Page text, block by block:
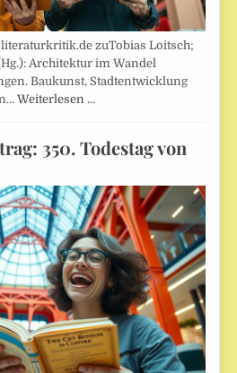
zuTobias Loitsch;
Architektur im Wandel
Baukunst, Stadtentwicklung
Weiterlesen …
350. Todestag von